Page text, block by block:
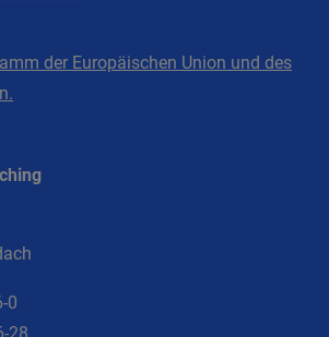
der Europäischen Union und des
0
28